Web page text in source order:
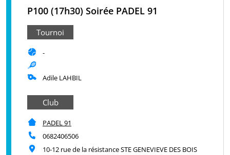
P100 (17h30) Soirée PADEL 91
Tournoi
-
Adile LAHBIL
Club
PADEL 91
0682406506
10-12 rue de la résistance STE GENEVIEVE DES BOIS